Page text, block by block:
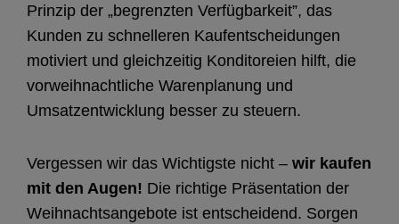
Prinzip der „begrenzten Verfügbarkeit”, das
Kunden zu schnelleren Kaufentscheidungen
motiviert und gleichzeitig Konditoreien hilft, die
vorweihnachtliche Warenplanung und
Umsatzentwicklung besser zu steuern.
Vergessen wir das Wichtigste nicht – wir kaufen
mit den Augen! Die richtige Präsentation der
Weihnachtsangebote ist entscheidend. Sorgen